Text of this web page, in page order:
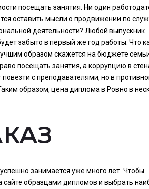
посещать занятия. Ни один
оставить мысли о продвижении по
деятельности? Любой выпускник
забыто в первый же год работы. Что
образом скажется на бюджете
посещать занятия, а коррупцию в
с преподавателями, но в
образом, цена диплома в Ровно в
занимается уже много лет. Чтобы
образцами дипломов и выбрать